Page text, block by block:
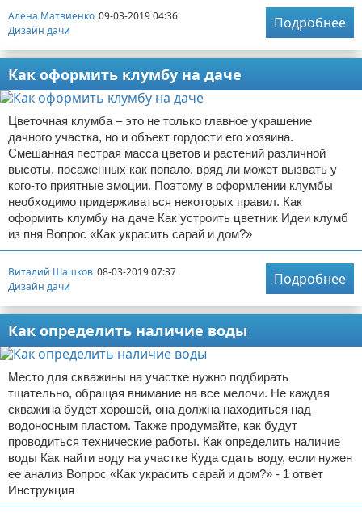
Алена Матвиенко 09-03-2019 04:36
Дизайн дачи
Подробнее
Как оформить клумбу на даче
Цветочная клумба – это не только главное украшение
дачного участка, но и объект гордости его хозяина.
Смешанная пестрая масса цветов и растений различной
высоты, посаженных как попало, вряд ли может вызвать у
кого-то приятные эмоции. Поэтому в оформлении клумбы
необходимо придерживаться некоторых правил. Как
оформить клумбу на даче Как устроить цветник Идеи клумб
из пня Вопрос «Как украсить сарай и дом?»
Виталий Шашков 08-03-2019 07:37
Дизайн дачи
Подробнее
Как определить наличие воды
Место для скважины на участке нужно подбирать
тщательно, обращая внимание на все мелочи. Не каждая
скважина будет хорошей, она должна находиться над
водоносным пластом. Также продумайте, как будут
проводиться технические работы. Как определить наличие
воды Как найти воду на участке Куда сдать воду, если нужен
ее анализ Вопрос «Как украсить сарай и дом?» - 1 ответ
Инструкция